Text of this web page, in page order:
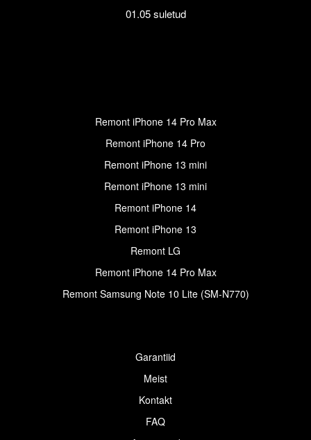
01.05 suletud
Remont iPhone 14 Pro Max
Remont iPhone 14 Pro
Remont iPhone 13 mini
Remont iPhone 13 mini
Remont iPhone 14
Remont iPhone 13
Remont LG
Remont iPhone 14 Pro Max
Remont Samsung Note 10 Lite (SM-N770)
Garantiid
Meist
Kontakt
FAQ